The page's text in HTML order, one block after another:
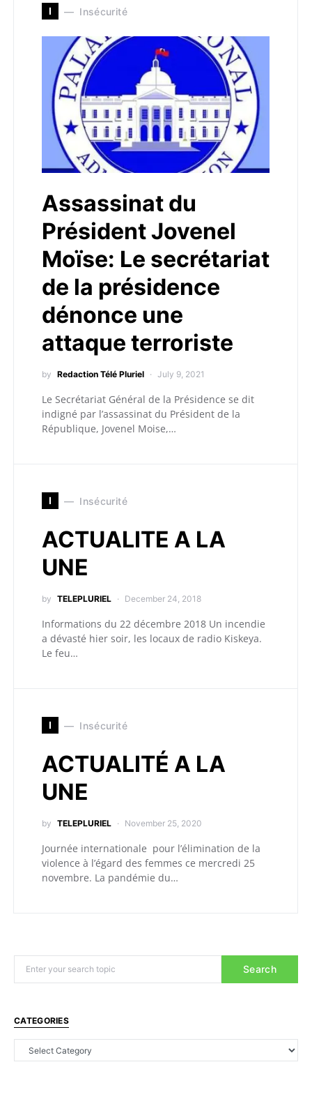
I Insécurité
Assassinat du
Président Jovenel
Moïse: Le secrétariat
de la présidence
dénonce une
attaque terroriste
by Redaction Télé Pluriel July 9, 2021
Le Secrétariat Général de la Présidence se dit
indigné par l’assassinat du Président de la
République, Jovenel Moise,…
I Insécurité
ACTUALITE A LA
UNE
by TELEPLURIEL December 24, 2018
Informations du 22 décembre 2018 Un incendie
a dévasté hier soir, les locaux de radio Kiskeya.
Le feu…
I Insécurité
ACTUALITÉ A LA
UNE
by TELEPLURIEL November 25, 2020
Journée internationale pour l’élimination de la
violence à l’égard des femmes ce mercredi 25
novembre. La pandémie du…
Search
CATEGORIES